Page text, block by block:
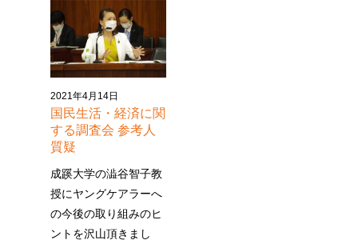
2021年4月14日
国民生活・経済に関
する調査会 参考人
質疑
成蹊大学の澁谷智子教
授にヤングケアラーへ
の今後の取り組みのヒ
ントを沢山頂きまし